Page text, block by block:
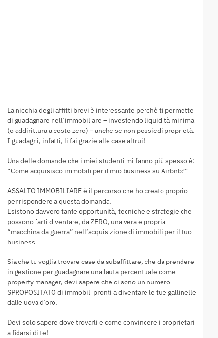
La nicchia degli affitti brevi è interessante perchè ti permette
di guadagnare nell’immobiliare – investendo liquidità minima
(o addirittura a costo zero) – anche se non possiedi proprietà.
I guadagni, infatti, li fai grazie alle case altrui!
Una delle domande che i miei studenti mi fanno più spesso è:
“Come acquisisco immobili per il mio business su Airbnb?”
ASSALTO IMMOBILIARE è il percorso che ho creato proprio
per rispondere a questa domanda.
Esistono davvero tante opportunità, tecniche e strategie che
possono farti diventare, da ZERO, una vera e propria
“macchina da guerra” nell’acquisizione di immobili per il tuo
business.
Sia che tu voglia trovare case da subaffittare, che da prendere
in gestione per guadagnare una lauta percentuale come
property manager, devi sapere che ci sono un numero
SPROPOSITATO di immobili pronti a diventare le tue gallinelle
dalle uova d’oro.
Devi solo sapere dove trovarli e come convincere i proprietari
a fidarsi di te!